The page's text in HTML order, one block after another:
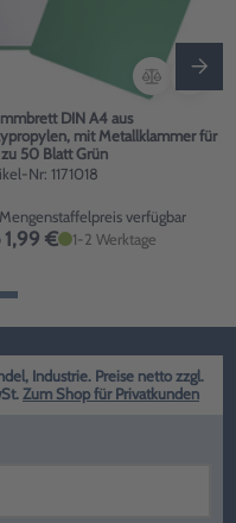
DIN A4 aus
mit Metallklammer für
zu 50 Blatt Grün
Nr: 1171018
Mengenstaffelpreis verfügbar
1,99 € 1-2 Werktage
Industrie. Preise netto zzgl.
Zum Shop für Privatkunden